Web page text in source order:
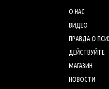
О НАС
ВИДЕО
ПРАВДА О
ДЕЙСТВУЙТЕ
МАГАЗИН
НОВОСТИ